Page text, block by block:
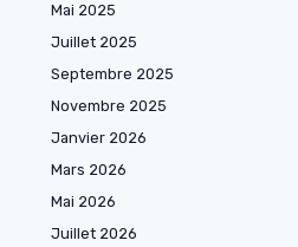
Mai 2025
Juillet 2025
Septembre 2025
Novembre 2025
Janvier 2026
Mars 2026
Mai 2026
Juillet 2026